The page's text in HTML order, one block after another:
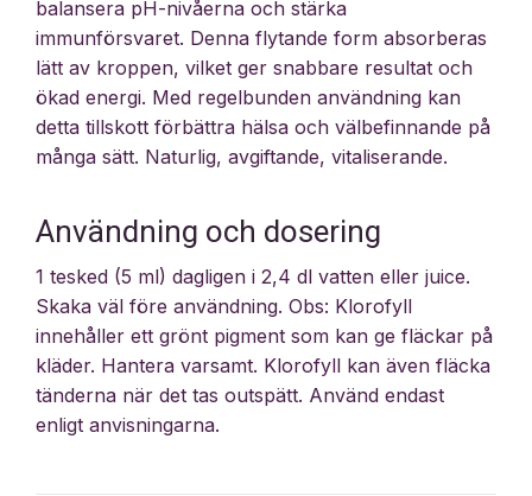
balansera pH-nivåerna och stärka
immunförsvaret. Denna flytande form absorberas
lätt av kroppen, vilket ger snabbare resultat och
ökad energi. Med regelbunden användning kan
detta tillskott förbättra hälsa och välbefinnande på
många sätt. Naturlig, avgiftande, vitaliserande.
Användning och dosering
1 tesked (5 ml) dagligen i 2,4 dl vatten eller juice.
Skaka väl före användning. Obs: Klorofyll
innehåller ett grönt pigment som kan ge fläckar på
kläder. Hantera varsamt. Klorofyll kan även fläcka
tänderna när det tas outspätt. Använd endast
enligt anvisningarna.